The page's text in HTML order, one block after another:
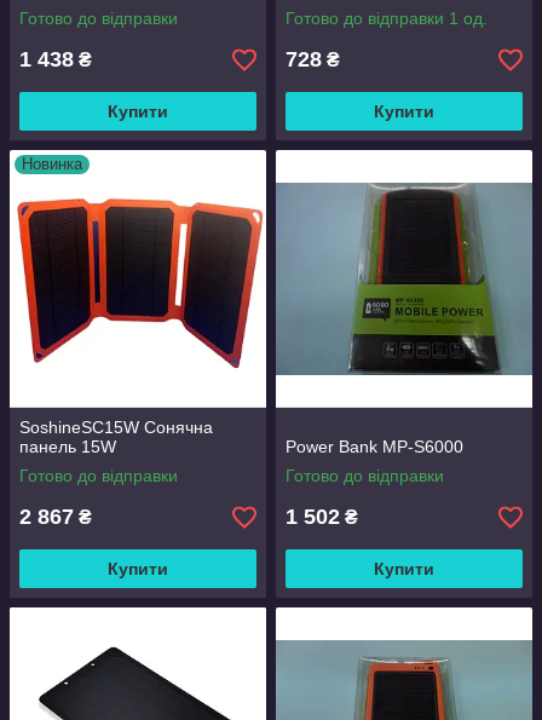
Готово до відправки
1 438 ₴
Купити
Готово до відправки 1 од.
728 ₴
Купити
Новинка
SoshineSC15W Сонячна
панель 15W
Готово до відправки
2 867 ₴
Купити
Power Bank MP-S6000
Готово до відправки
1 502 ₴
Купити